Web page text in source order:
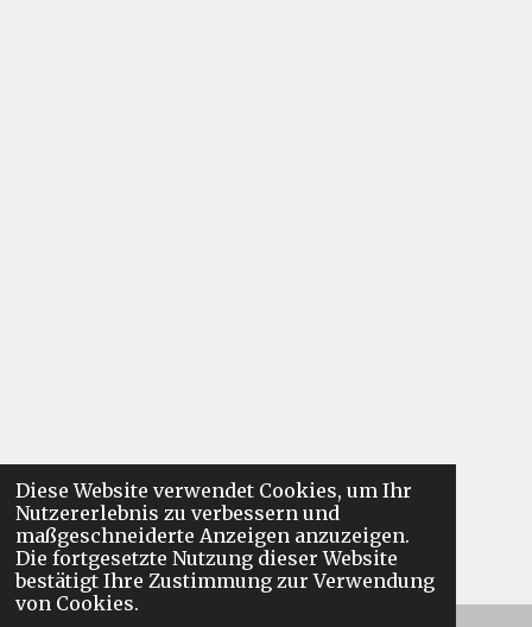
Diese Website verwendet Cookies, um Ihr
Nutzererlebnis zu verbessern und
maßgeschneiderte Anzeigen anzuzeigen.
Die fortgesetzte Nutzung dieser Website
bestätigt Ihre Zustimmung zur Verwendung
von Cookies.